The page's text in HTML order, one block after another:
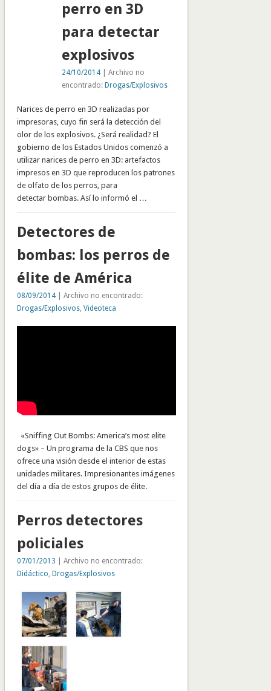
perro en 3D
para detectar
explosivos
24/10/2014| Archivo no
encontrado: Drogas/Explosivos
Narices de perro en 3D realizadas por
impresoras, cuyo fin será la detección del
olor de los explosivos. ¿Será realidad? El
gobierno de los Estados Unidos comenzó a
utilizar narices de perro en 3D: artefactos
impresos en 3D que reproducen los patrones
de olfato de los perros, para
detectar bombas. Así lo informó el …
Detectores de
bombas: los perros de
élite de América
08/09/2014| Archivo no encontrado:
Drogas/Explosivos, Videoteca
«Sniffing Out Bombs: America’s most elite
dogs» – Un programa de la CBS que nos
ofrece una visión desde el interior de estas
unidades militares. Impresionantes imágenes
del día a día de estos grupos de élite.
Perros detectores
policiales
07/01/2013 | Archivo no encontrado:
Didáctico, Drogas/Explosivos